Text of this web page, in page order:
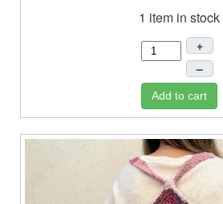
1 item in stock
+
–
Add to cart